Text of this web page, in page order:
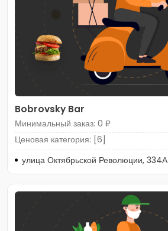
Bobrovsky Bar
Минимальный заказ: 0 ₽
Ценовая категория: [6]
улица Октябрьской Революции, 334А